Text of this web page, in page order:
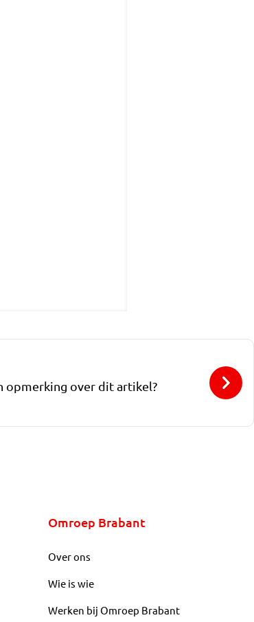
opmerking over dit artikel?
Omroep Brabant
Over ons
Wie is wie
Werken bij Omroep Brabant